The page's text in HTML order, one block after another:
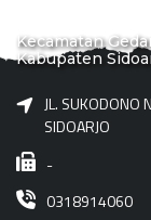
Kecamatan
Kabupaten
JL. SUKODONO
SIDOARJO
-
0318914060